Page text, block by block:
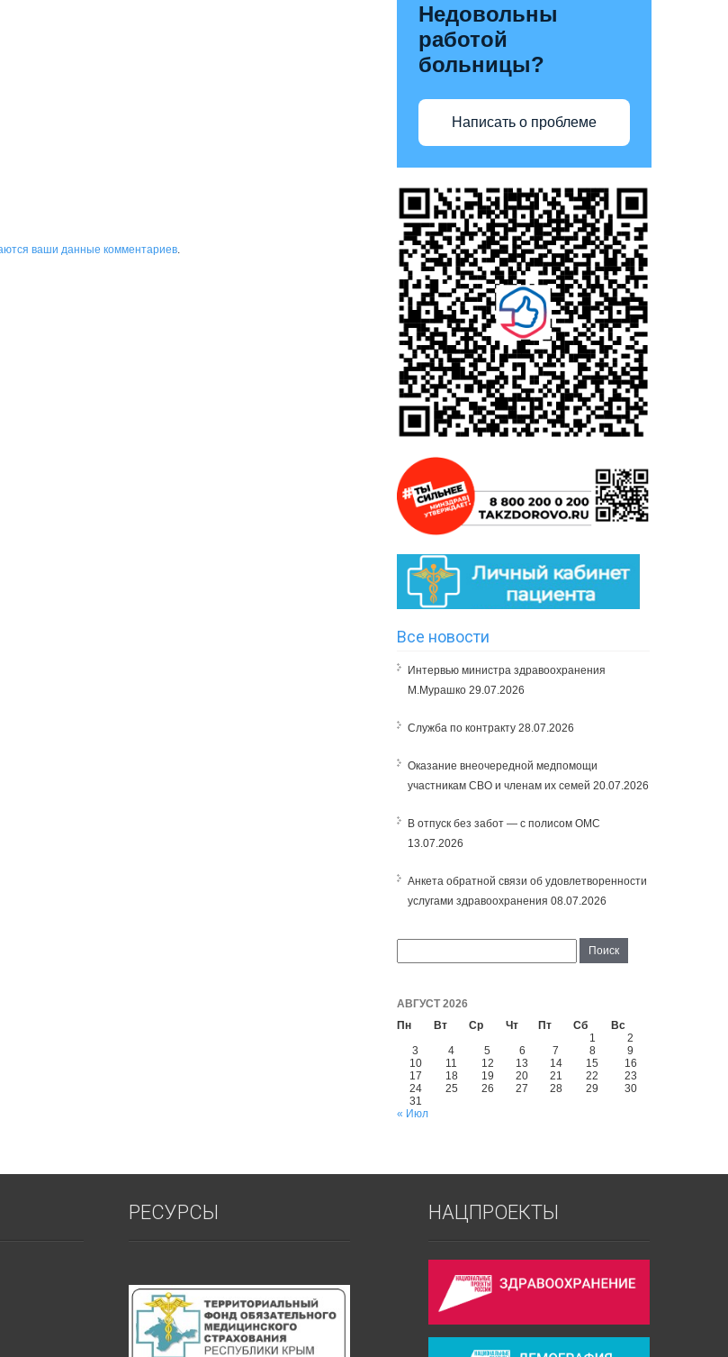
ваши данные комментариев.
Недовольны
работой
больницы?
Написать о проблеме
Все новости
Интервью министра здравоохранения
М.Мурашко 29.07.2026
Служба по контракту 28.07.2026
Оказание внеочередной медпомощи
участникам СВО и членам их семей 20.07.2026
В отпуск без забот — с полисом ОМС
13.07.2026
Анкета обратной связи об удовлетворенности
услугами здравоохранения 08.07.2026
АВГУСТ 2026
Пн
Вт Ср Чт Пт Сб
Вс
1
2
3
4 5 6 7 8
9
10
11 12 13 14 15
16
17
18 19 20 21 22
23
24
25 26 27 28 29
30
31
« Июл
РЕСУРСЫ НАЦПРОЕКТЫ